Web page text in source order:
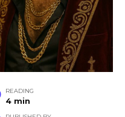
READING
4 min